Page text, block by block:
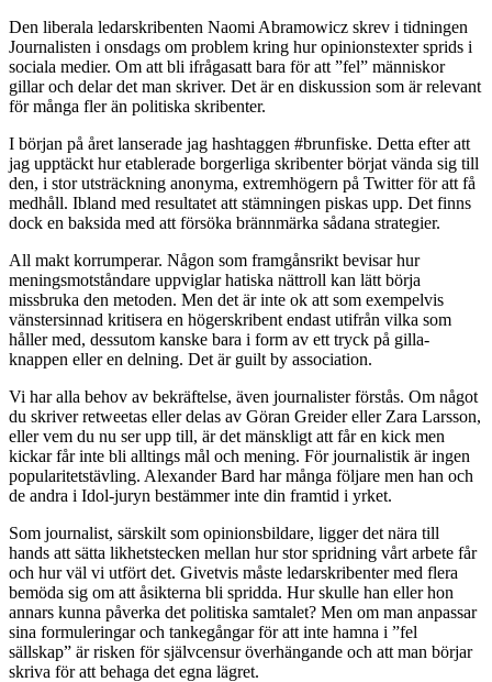
Den liberala ledarskribenten Naomi Abramowicz skrev i tidningen
Journalisten i onsdags om problem kring hur opinionstexter sprids i
sociala medier. Om att bli ifrågasatt bara för att ”fel” människor
gillar och delar det man skriver. Det är en diskussion som är relevant
för många fler än politiska skribenter.
I början på året lanserade jag hashtaggen #brunfiske. Detta efter att
jag upptäckt hur etablerade borgerliga skribenter börjat vända sig till
den, i stor utsträckning anonyma, extremhögern på Twitter för att få
medhåll. Ibland med resultatet att stämningen piskas upp. Det finns
dock en baksida med att försöka brännmärka sådana strategier.
All makt korrumperar. Någon som framgånsrikt bevisar hur
meningsmotståndare uppviglar hatiska nättroll kan lätt börja
missbruka den metoden. Men det är inte ok att som exempelvis
vänstersinnad kritisera en högerskribent endast utifrån vilka som
håller med, dessutom kanske bara i form av ett tryck på gilla-
knappen eller en delning. Det är guilt by association.
Vi har alla behov av bekräftelse, även journalister förstås. Om något
du skriver retweetas eller delas av Göran Greider eller Zara Larsson,
eller vem du nu ser upp till, är det mänskligt att får en kick men
kickar får inte bli alltings mål och mening. För journalistik är ingen
popularitetstävling. Alexander Bard har många följare men han och
de andra i Idol-juryn bestämmer inte din framtid i yrket.
Som journalist, särskilt som opinionsbildare, ligger det nära till
hands att sätta likhetstecken mellan hur stor spridning vårt arbete får
och hur väl vi utfört det. Givetvis måste ledarskribenter med flera
bemöda sig om att åsikterna bli spridda. Hur skulle han eller hon
annars kunna påverka det politiska samtalet? Men om man anpassar
sina formuleringar och tankegångar för att inte hamna i ”fel
sällskap” är risken för självcensur överhängande och att man börjar
skriva för att behaga det egna lägret.